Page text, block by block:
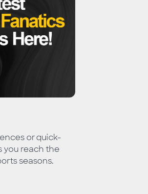
or quick-
you reach the
seasons.